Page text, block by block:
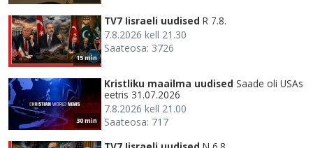
15 min
TV7 Iisraeli uudised R 7.8.
7.8.2026 kell 21.30
Saateosa: 3726
30 min
Kristliku maailma uudised Saade oli USAs
eetris 31.07.2026
7.8.2026 kell 21.00
Saateosa: 717